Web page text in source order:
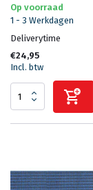
Op voorraad
1 - 3 Werkdagen
Deliverytime
€24,95
Incl. btw